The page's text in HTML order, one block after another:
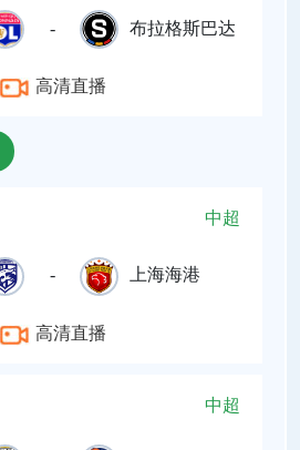
- 布拉格斯巴达
高清直播
中超
- 上海海港
高清直播
中超